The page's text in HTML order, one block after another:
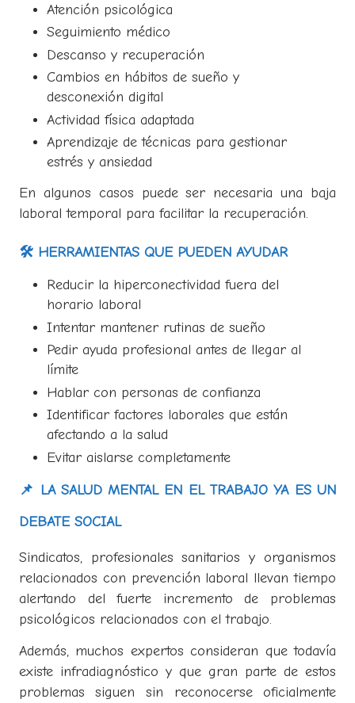
Atención psicológica
Seguimiento médico
Descanso y recuperación
Cambios en hábitos de sueño y
desconexión digital
Actividad física adaptada
Aprendizaje de técnicas para gestionar
estrés y ansiedad
En algunos casos puede ser necesaria una baja
laboral temporal para facilitar la recuperación.
🛠️ HERRAMIENTAS QUE PUEDEN AYUDAR
Reducir la hiperconectividad fuera del
horario laboral
Intentar mantener rutinas de sueño
Pedir ayuda profesional antes de llegar al
límite
Hablar con personas de confianza
Identificar factores laborales que están
afectando a la salud
Evitar aislarse completamente
📌 LA SALUD MENTAL EN EL TRABAJO YA ES UN
DEBATE SOCIAL
Sindicatos, profesionales sanitarios y organismos
relacionados con prevención laboral llevan tiempo
alertando del fuerte incremento de problemas
psicológicos relacionados con el trabajo.
Además, muchos expertos consideran que todavía
existe infradiagnóstico y que gran parte de estos
problemas siguen sin reconocerse oficialmente